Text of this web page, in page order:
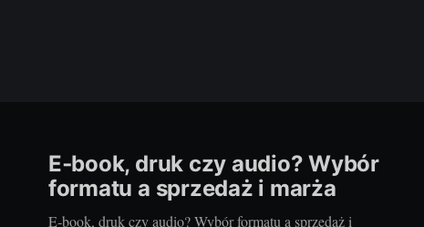
E‑book, druk czy audio? Wybór
formatu a sprzedaż i marża
E‑book, druk czy audio? Wybór formatu a sprzedaż i